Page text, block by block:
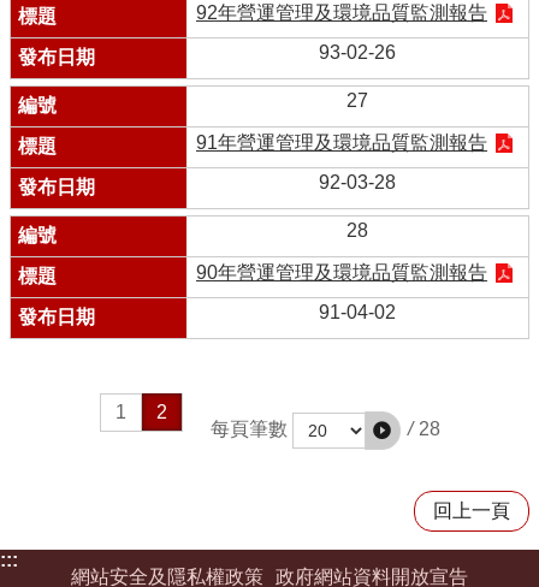
92年營運管理及環境品質監測報告
93-02-26
27
91年營運管理及環境品質監測報告
92-03-28
28
90年營運管理及環境品質監測報告
91-04-02
1
2
每頁筆數
/ 28
回上一頁
:::
網站安全及隱私權政策 政府網站資料開放宣告